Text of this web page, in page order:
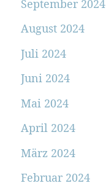
September 2024
August 2024
Juli 2024
Juni 2024
Mai 2024
April 2024
März 2024
Februar 2024